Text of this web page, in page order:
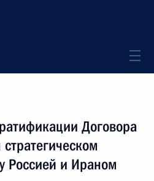
Договора
Россией и Ираном